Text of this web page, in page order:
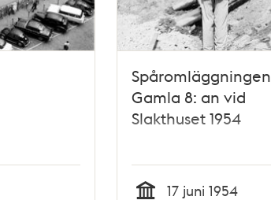
Spåromläggningen
Gamla 8: an vid
Slakthuset 1954
17 juni 1954